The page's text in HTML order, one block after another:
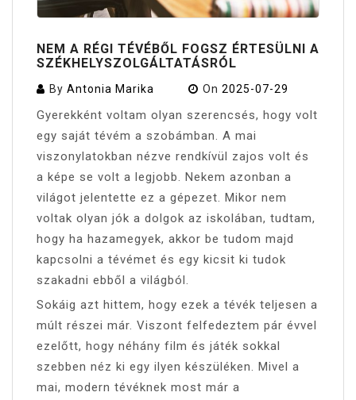
NEM A RÉGI TÉVÉBŐL FOGSZ ÉRTESÜLNI A
SZÉKHELYSZOLGÁLTATÁSRÓL
By Antonia Marika On 2025-07-29
Gyerekként voltam olyan szerencsés, hogy volt
egy saját tévém a szobámban. A mai
viszonylatokban nézve rendkívül zajos volt és
a képe se volt a legjobb. Nekem azonban a
világot jelentette ez a gépezet. Mikor nem
voltak olyan jók a dolgok az iskolában, tudtam,
hogy ha hazamegyek, akkor be tudom majd
kapcsolni a tévémet és egy kicsit ki tudok
szakadni ebből a világból.
Sokáig azt hittem, hogy ezek a tévék teljesen a
múlt részei már. Viszont felfedeztem pár évvel
ezelőtt, hogy néhány film és játék sokkal
szebben néz ki egy ilyen készüléken. Mivel a
mai, modern tévéknek most már a